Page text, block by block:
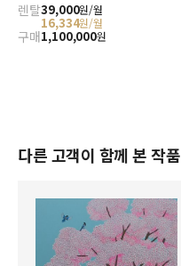
렌탈39,000원/월
16,334원/월
구매1,100,000원
다른 고객이 함께 본 작품